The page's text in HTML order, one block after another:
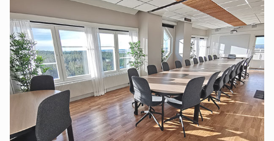
LÄGENHET?
Regler och krav
för
studentbostäder.
Ansök om
studentbostad
PARKERING
Snöröjning
Laddning
av el-
och
hybridbil
Korttidsavtal
parkeringsplats
KVARTERSVÄRDAR
KVARTERSRÅD
UNDERSÖKNINGARBroschyrer
ARBETA
HOS
OSS
VÅR